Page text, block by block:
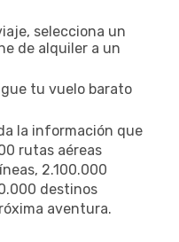
selecciona un
de alquiler a un
tu vuelo barato
la información que
rutas aéreas
2.100.000
destinos
aventura.